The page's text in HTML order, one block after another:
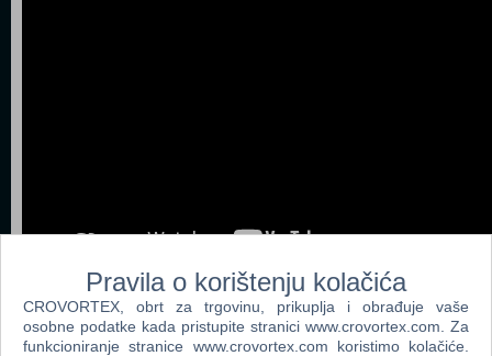
Popularno
Pravila o korištenju kolačića
CROVORTEX, obrt za trgovinu, prikuplja i obrađuje vaše
osobne podatke kada pristupite stranici www.crovortex.com. Za
funkcioniranje stranice www.crovortex.com koristimo kolačiće.